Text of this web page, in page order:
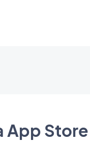
App Store